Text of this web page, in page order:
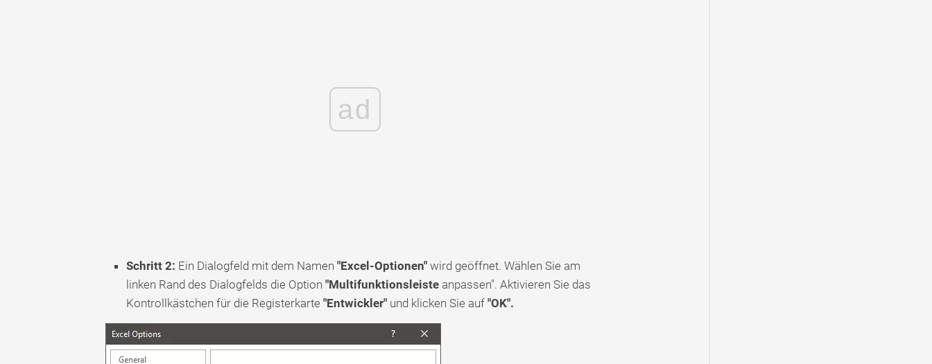
ad
Schritt 2: Ein Dialogfeld mit dem Namen "Excel-Optionen"wird geöffnet. Wählen Sie am
linken Rand des Dialogfelds die Option "Multifunktionsleisteanpassen". Aktivieren Sie das
Kontrollkästchen für die Registerkarte "Entwickler"und klicken Sie auf "OK".